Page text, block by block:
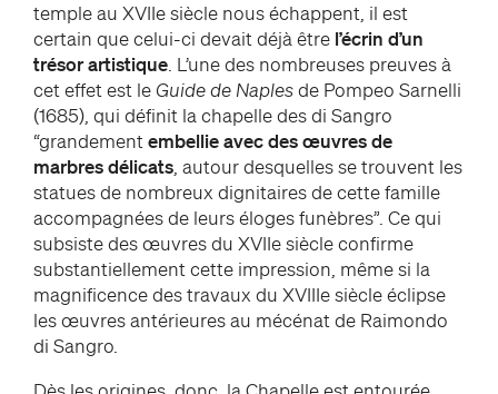
temple au XVIIe siècle nous échappent, il est
certain que celui-ci devait déjà être l’écrin d’un
trésor artistique. L’une des nombreuses preuves à
cet effet est le Guide de Naplesde Pompeo Sarnelli
(1685), qui définit la chapelle des di Sangro
“grandement embellie avec des œuvres de
marbres délicats, autour desquelles se trouvent les
statues de nombreux dignitaires de cette famille
accompagnées de leurs éloges funèbres”. Ce qui
subsiste des œuvres du XVIIe siècle confirme
substantiellement cette impression, même si la
magnificence des travaux du XVIIIe siècle éclipse
les œuvres antérieures au mécénat de Raimondo
di Sangro.